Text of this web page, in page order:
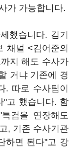
가 가능합니다.
했습니다. 김기
채널 <김어준의
지 해도 수사가
거냐 기존에 경
. 따로 수사팀이
"고 했습니다. 함
검을 연장해도
, 기존 수사기관
하면 된다"고 강